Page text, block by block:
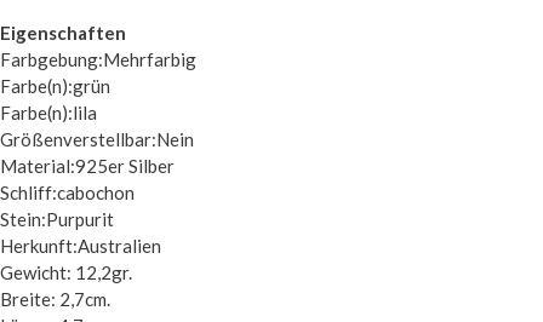
Eigenschaften
Farbgebung:Mehrfarbig
Farbe(n):grün
Farbe(n):lila
Größenverstellbar:Nein
Material:925er Silber
Schliff:cabochon
Stein:Purpurit
Herkunft:Australien
Gewicht: 12,2gr.
Breite: 2,7cm.